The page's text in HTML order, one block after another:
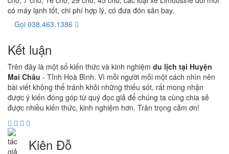
có máy lạnh tốt, chi phí hợp lý, có đưa đón sân bay.
Gọi 038.463.1386
Kết luận
Trên đây là một số kiến thức và kinh nghiệm du lịch tại Huyện
Mai Châu - Tỉnh Hoà Bình. Vì mỗi người mỗi một cách nhìn nên
bài viết không thể tránh khỏi những thiếu sót, rất mong nhận
được ý kiến đóng góp từ quý đọc giả để chúng ta cùng chia sẻ
được nhiều kiến thức, kinh nghiệm hơn. Trân trọng cảm ơn!
Kiên Đỗ